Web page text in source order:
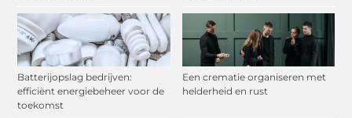
Batterijopslag bedrijven:
efficiënt energiebeheer voor de
toekomst
Een crematie organiseren met
helderheid en rust